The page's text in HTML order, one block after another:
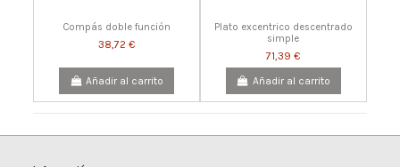
Compás doble función
38,72 €
Añadir al carrito
Plato excentrico descentrado
simple
71,39 €
Añadir al carrito